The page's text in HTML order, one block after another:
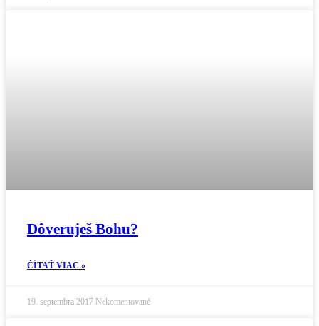
Dôveruješ Bohu?
ČÍTAŤ VIAC »
19. septembra 2017 Nekomentované